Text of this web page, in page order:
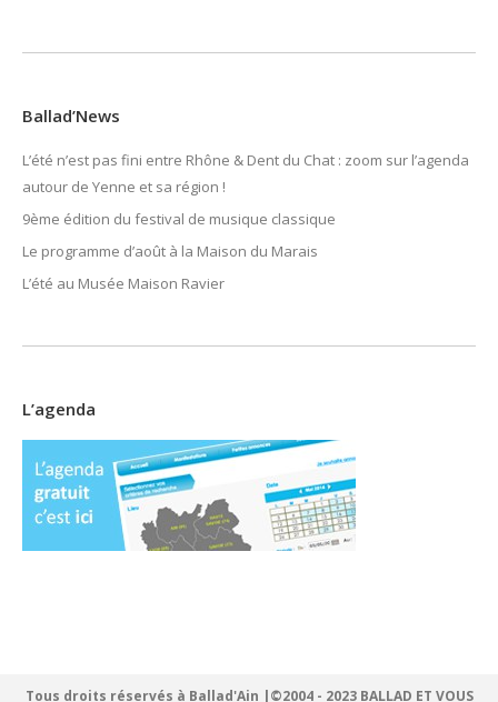
Ballad’News
L’été n’est pas fini entre Rhône & Dent du Chat : zoom sur l’agenda
autour de Yenne et sa région !
9ème édition du festival de musique classique
Le programme d’août à la Maison du Marais
L’été au Musée Maison Ravier
L’agenda
Tous droits réservés à Ballad'Ain |©2004 - 2023 BALLAD ET VOUS